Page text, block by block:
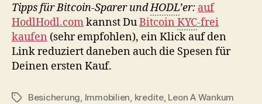
Tipps für Bitcoin-Sparer undHODL’er: auf
HodlHodl.comkannst DuBitcoin KYC-frei
kaufen (sehr empfohlen), ein Klick auf den
Link reduziert daneben auch die Spesen für
Deinen ersten Kauf.
Schlagwörter
Besicherung Immobilien kredite, Leon A Wankum